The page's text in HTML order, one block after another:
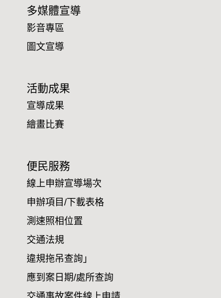
多媒體宣導
影音專區
圖文宣導
活動成果
宣導成果
繪畫比賽
便民服務
線上申辦宣導場次
申辦項目/下載表格
測速照相位置
交通法規
違規拖吊查詢」
應到案日期/處所查詢